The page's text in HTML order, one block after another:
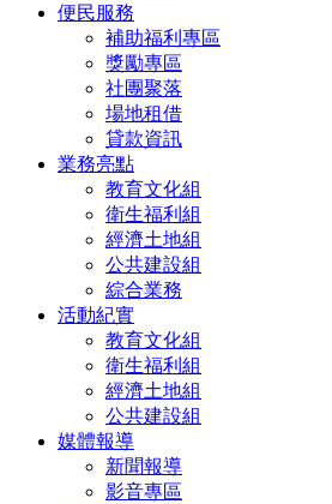
便民服務
補助福利專區
獎勵專區
社團聚落
場地租借
貸款資訊
業務亮點
教育文化組
衛生福利組
經濟土地組
公共建設組
綜合業務
活動紀實
教育文化組
衛生福利組
經濟土地組
公共建設組
媒體報導
新聞報導
影音專區